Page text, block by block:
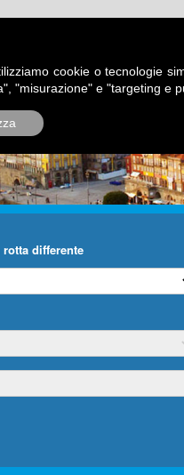
cookie o tecnologie
"misurazione" e "targeting e